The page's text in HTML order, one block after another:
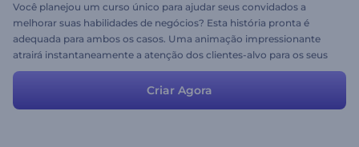
Você planejou um curso único para ajudar seus convidados a
melhorar suas habilidades de negócios? Esta história pronta é
adequada para ambos os casos. Uma animação impressionante
atrairá instantaneamente a atenção dos clientes-alvo para os seus
cursos e o seu conteúdo irá fixar a atenção deles. Você é livre para
modificar as cenas, assim como o roteiro, para uma introdução
mais relevante aos seus cursos de treinamento de negócios.
Criar Agora